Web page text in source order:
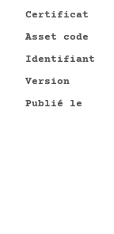
Certificat
Asset code
Identifiant
Version
Publié le